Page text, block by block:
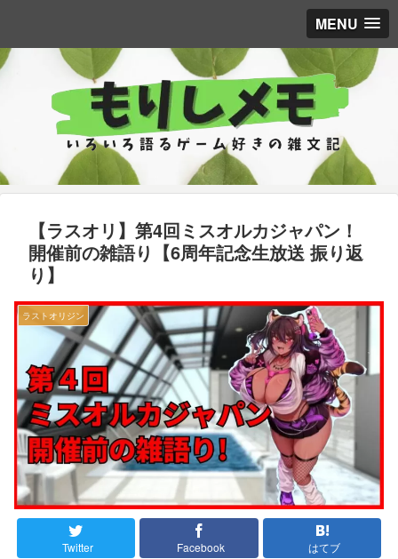
MENU
【ラスオリ】第4回ミスオルカジャパン！
開催前の雑語り【6周年記念生放送 振り返
り】
ラストオリジン
Twitter Facebook はてブ